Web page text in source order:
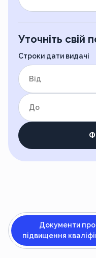
Уточніть свій
Строки дати видачі
Документи про
підвищення